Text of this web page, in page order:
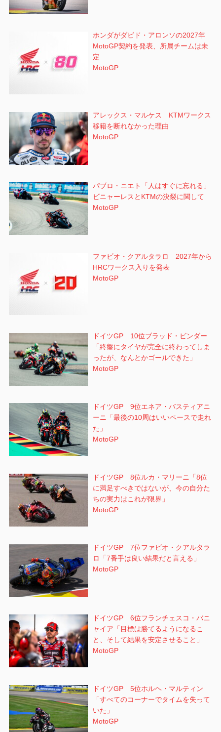
ホンダがダビド・アロンソの2027年
MotoGP契約を発表、所属チームは未
定
MotoGP
アレックス・マルケス KTMワークス
移籍を断れなかった理由
MotoGP
パブロ・ニエト「人はすぐに忘れる」
ビニャーレスとKTMの決裂に関して
MotoGP
ファビオ・クアルタラロ 2027年から
HRCワークス入りを発表
MotoGP
ドイツGP 10位ブラッド・ビンダー
「終盤にタイヤが完全に終わってしま
ったが、なんとかゴールできた」
MotoGP
ドイツGP 9位エネア・バスティアニ
ーニ「最後の10周はいいペースで走れ
た」
MotoGP
ドイツGP 8位ルカ・マリーニ「8位
に満足すべきではないが、今の自分た
ちの実力はこれが限界」
MotoGP
ドイツGP 7位ファビオ・クアルタラ
ロ「7番手は良い結果だと言える」
MotoGP
ドイツGP 6位フランチェスコ・バニ
ャイア「目標は勝てるようになるこ
と、そして結果を安定させること」
MotoGP
ドイツGP 5位ホルヘ・マルティン
「すべてのコーナーでタイムを失って
いた」
MotoGP